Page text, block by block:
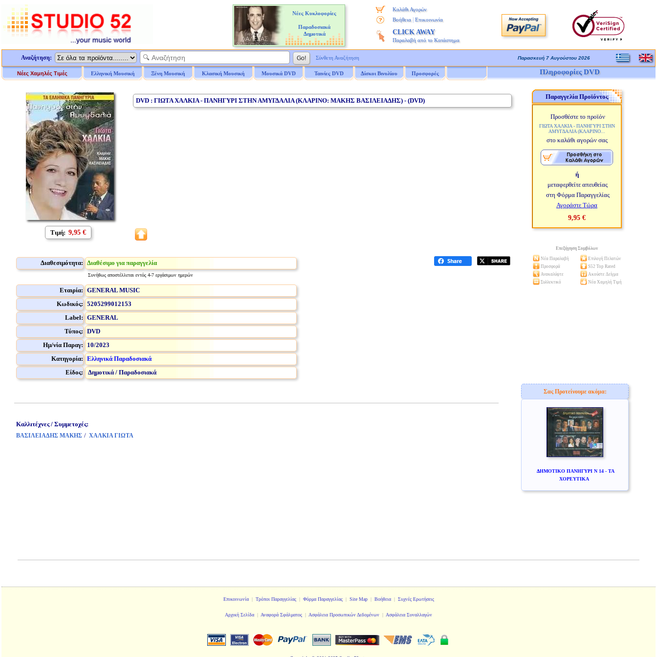
Νέες Κυκλοφορίες
Παραδοσιακά
Δημοτικά
Καλάθι Αγορών
Βοήθεια
Επικοινωνία
CLICK AWAY
Παραλαβή από το Κατάστημα
Αναζήτηση: Σύνθετη Αναζήτηση Παρασκευή 7 Αυγούστου 2026
Νέες Χαμηλές Τιμές Ελληνική Μουσική Ξένη Μουσική Κλασική Μουσική Μουσικά DVD Ταινίες DVD Δίσκοι Βινυλίου Προσφορές Πληροφορίες DVD
Τιμή: 9,95 €
DVD : ΓΙΩΤΑ ΧΑΛΚΙΑ - ΠΑΝΗΓΥΡΙ ΣΤΗΝ ΑΜΥΓΔΑΛΙΑ (ΚΛΑΡΙΝΟ: ΜΑΚΗΣ ΒΑΣΙΛΕΙΑΔΗΣ) - (DVD)
Διαθεσιμότητα: Διαθέσιμο για παραγγελία
Συνήθως αποστέλλεται εντός 4-7 εργάσιμων ημερών
Εταιρία: GENERAL MUSIC
Κωδικός: 5205299012153
Label: GENERAL
Τύπος: DVD
Ημ/νία Παραγ:
10/2023
Κατηγορία: Ελληνικά Παραδοσιακά
Είδος:
Δημοτικά / Παραδοσιακά
Παραγγελία Προϊόντος
Προσθέστε το προϊόν
ΓΙΩΤΑ ΧΑΛΚΙΑ - ΠΑΝΗΓΥΡΙ ΣΤΗΝ
ΑΜΥΓΔΑΛΙΑ (ΚΛΑΡΙΝΟ...
στο καλάθι αγορών σας
ή
μεταφερθείτε απευθείας
στη Φόρμα Παραγγελίας
Αγοράστε Τώρα
9,95 €
Επεξήγηση Συμβόλων
Νέα Παραλαβή
Επιλογή Πελατών
Προσφορά
S52 Top Rated
Ανακαλύψτε
Ακούστε Δείγμα
Συλλεκτικό
Νέα Χαμηλή Τιμή
Καλλιτέχνες / Συμμετοχές:
ΒΑΣΙΛΕΙΑΔΗΣ ΜΑΚΗΣ / ΧΑΛΚΙΑ ΓΙΩΤΑ
Σας Προτείνουμε ακόμα:
ΔΗΜΟΤΙΚΟ ΠΑΝΗΓΥΡΙ Ν 14 - ΤΑ
ΧΟΡΕΥΤΙΚΑ
Επικοινωνία| Τρόποι Παραγγελίας| Φόρμα Παραγγελίας| Site Map| Βοήθεια| Συχνές Ερωτήσεις
Αρχική Σελίδα | Αναφορά Σφάλματος | Ασφάλεια Προσωπικών Δεδομένων | Ασφάλεια Συναλλαγών